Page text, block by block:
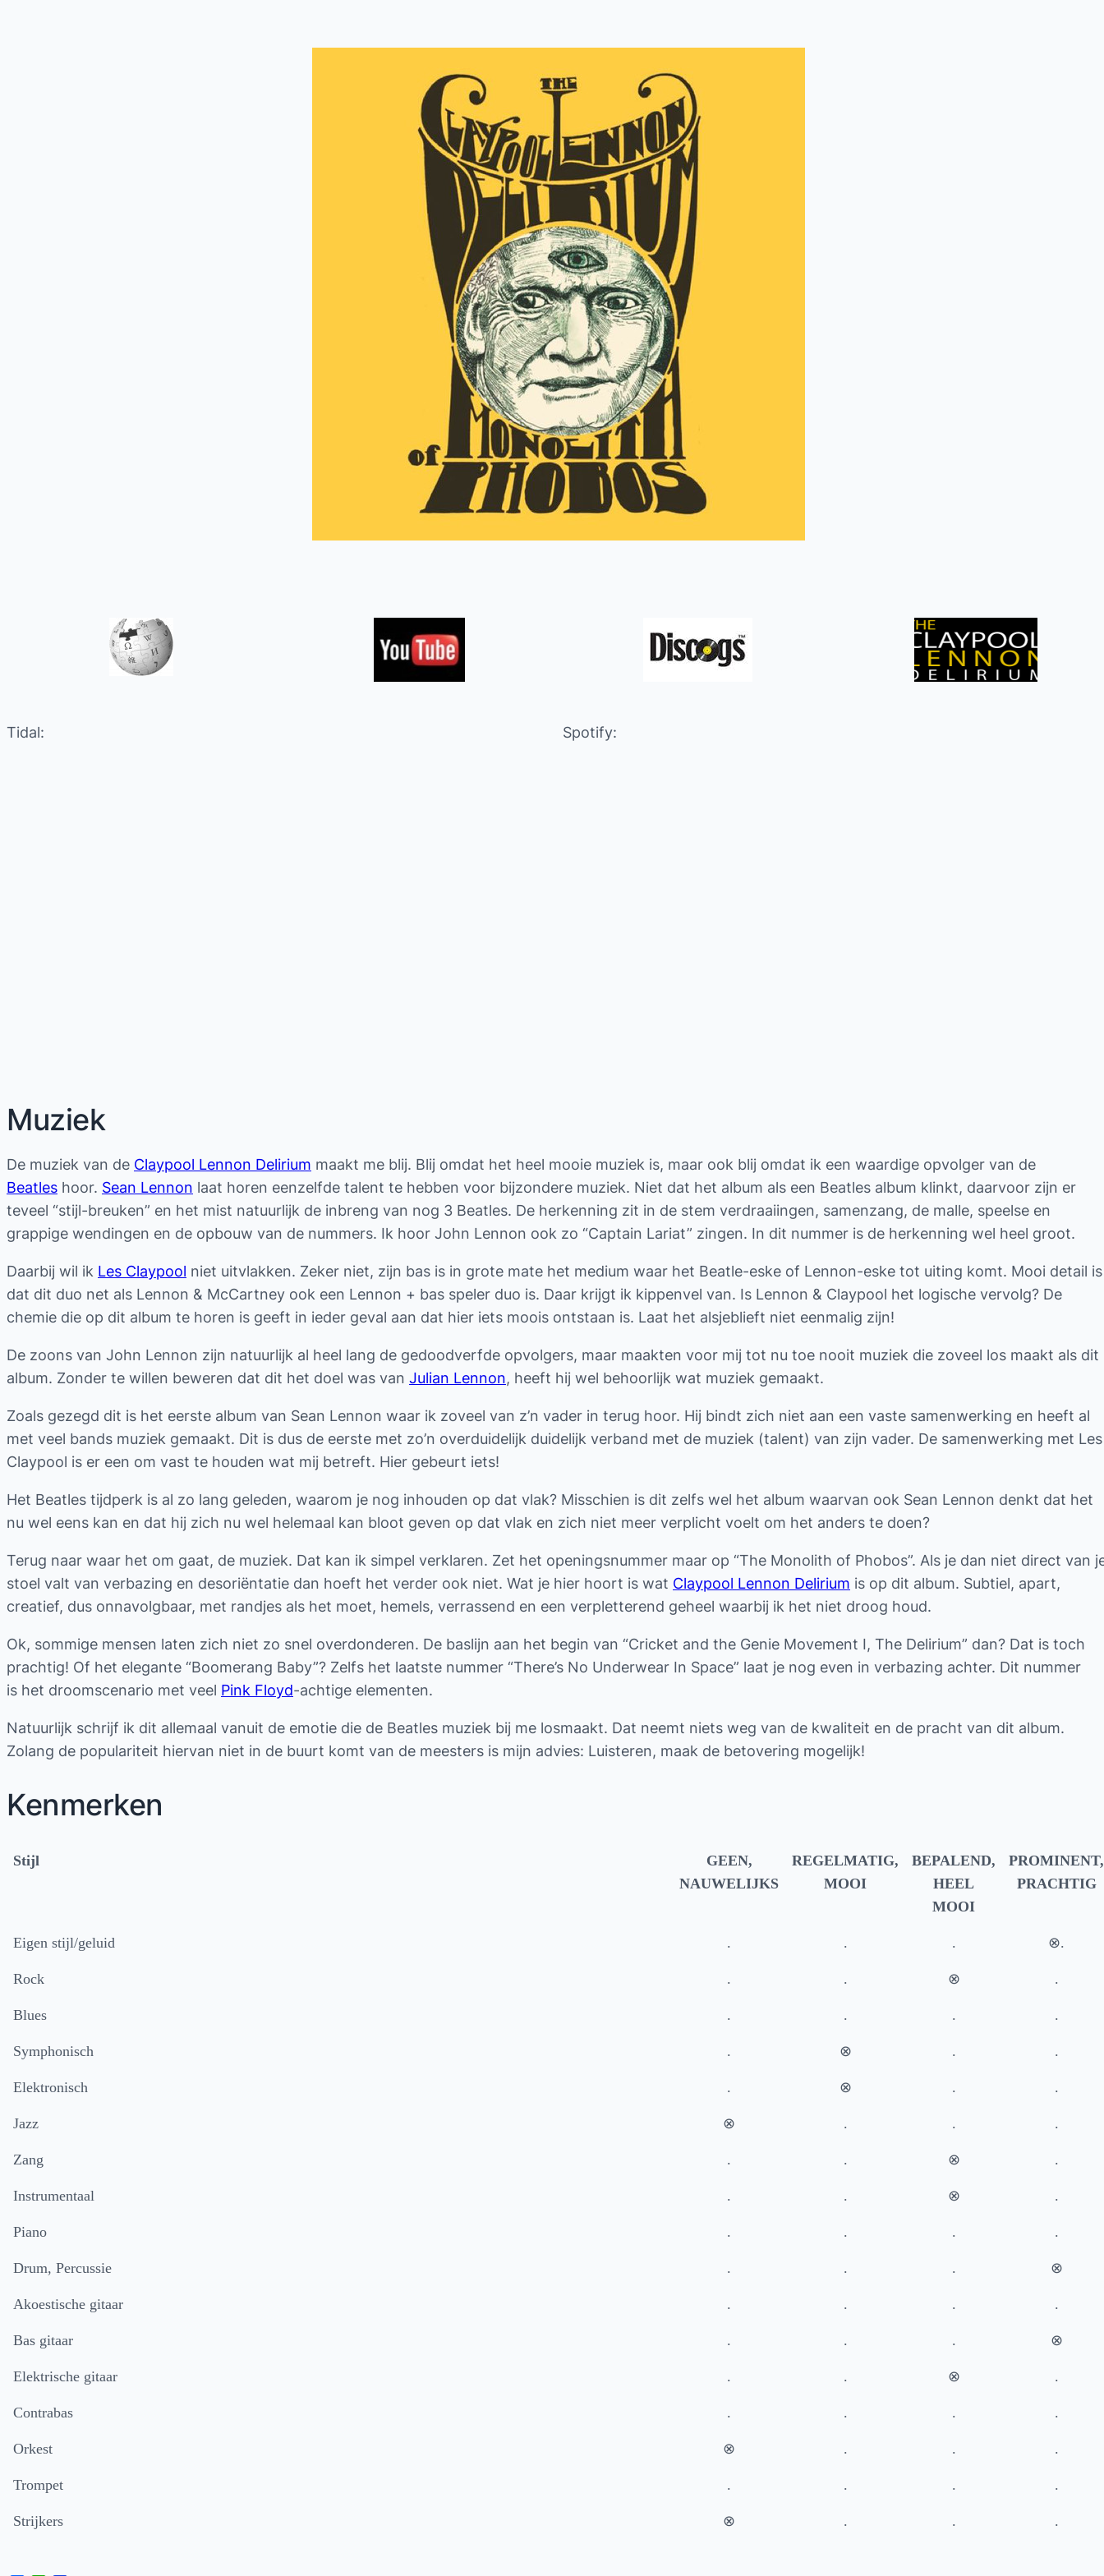
Tidal: Spotify:
Muziek
De muziek van de Claypool Lennon Delirium maakt me blij. Blij omdat het heel mooie muziek is, maar ook blij omdat ik een waardige opvolger van de
Beatles hoor. Sean Lennon laat horen eenzelfde talent te hebben voor bijzondere muziek. Niet dat het album als een Beatles album klinkt, daarvoor zijn er
teveel “stijl-breuken” en het mist natuurlijk de inbreng van nog 3 Beatles. De herkenning zit in de stem verdraaiingen, samenzang, de malle, speelse en
grappige wendingen en de opbouw van de nummers. Ik hoor John Lennon ook zo “Captain Lariat” zingen. In dit nummer is de herkenning wel heel groot.
Daarbij wil ik Les Claypool niet uitvlakken. Zeker niet, zijn bas is in grote mate het medium waar het Beatle-eske of Lennon-eske tot uiting komt. Mooi detail is
dat dit duo net als Lennon & McCartney ook een Lennon + bas speler duo is. Daar krijgt ik kippenvel van. Is Lennon & Claypool het logische vervolg? De
chemie die op dit album te horen is geeft in ieder geval aan dat hier iets moois ontstaan is. Laat het alsjeblieft niet eenmalig zijn!
De zoons van John Lennon zijn natuurlijk al heel lang de gedoodverfde opvolgers, maar maakten voor mij tot nu toe nooit muziek die zoveel los maakt als dit
album. Zonder te willen beweren dat dit het doel was van Julian Lennon, heeft hij wel behoorlijk wat muziek gemaakt.
Zoals gezegd dit is het eerste album van Sean Lennon waar ik zoveel van z’n vader in terug hoor. Hij bindt zich niet aan een vaste samenwerking en heeft al
met veel bands muziek gemaakt. Dit is dus de eerste met zo’n overduidelijk duidelijk verband met de muziek (talent) van zijn vader. De samenwerking met Les
Claypool is er een om vast te houden wat mij betreft. Hier gebeurt iets!
Het Beatles tijdperk is al zo lang geleden, waarom je nog inhouden op dat vlak? Misschien is dit zelfs wel het album waarvan ook Sean Lennon denkt dat het
nu wel eens kan en dat hij zich nu wel helemaal kan bloot geven op dat vlak en zich niet meer verplicht voelt om het anders te doen?
Terug naar waar het om gaat, de muziek. Dat kan ik simpel verklaren. Zet het openingsnummer maar op “The Monolith of Phobos”. Als je dan niet direct van
stoel valt van verbazing en desoriëntatie dan hoeft het verder ook niet. Wat je hier hoort is wat Claypool Lennon Delirium is op dit album. Subtiel, apart,
creatief, dus onnavolgbaar, met randjes als het moet, hemels, verrassend en een verpletterend geheel waarbij ik het niet droog houd.
Ok, sommige mensen laten zich niet zo snel overdonderen. De baslijn aan het begin van “Cricket and the Genie Movement I, The Delirium” dan? Dat is toch
prachtig! Of het elegante “Boomerang Baby”? Zelfs het laatste nummer “There’s No Underwear In Space” laat je nog even in verbazing achter. Dit nummer
is het droomscenario met veel Pink Floyd-achtige elementen.
Natuurlijk schrijf ik dit allemaal vanuit de emotie die de Beatles muziek bij me losmaakt. Dat neemt niets weg van de kwaliteit en de pracht van dit album.
Zolang de populariteit hiervan niet in de buurt komt van de meesters is mijn advies: Luisteren, maak de betovering mogelijk!
Kenmerken
Stijl
GEEN,
NAUWELIJKS
REGELMATIG,
MOOI
BEPALEND,
HEEL
MOOI
PROMINENT,
PRACHTIG
Eigen stijl/geluid . . . ⊗.
Rock . . ⊗ .
Blues ­. . . .
Symphonisch ­. ⊗ . .
Elektronisch . ⊗ ­. .
Jazz ­⊗ . . .
Zang . ­. ⊗ .
Instrumentaal . . ⊗ .
Piano ­. . . .
Drum, Percussie ­. . . ⊗
Akoestische gitaar . ­. . .
Bas gitaar ­. . . ⊗
Elektrische gitaar . . ­⊗ .
Contrabas ­. . . .
Orkest ­⊗ . . .
Trompet . . . .
Strijkers ⊗ . . .